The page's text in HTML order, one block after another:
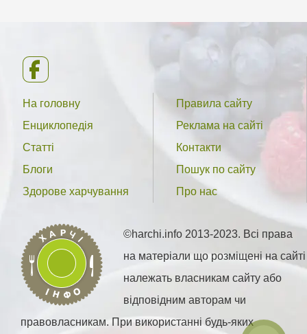
На головну
Енциклопедія
Статті
Блоги
Здорове харчування
Правила сайту
Реклама на сайті
Контакти
Пошук по сайту
Про нас
©harchi.info 2013-2023. Всі права
на матеріали що розміщені на сайті
належать власникам сайту або
відповідним авторам чи
правовласникам. При використанні будь-яких